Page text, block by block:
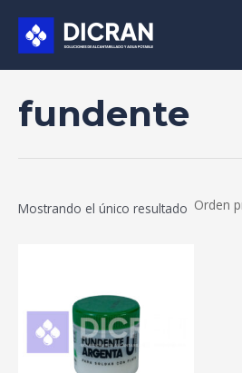
contenido
fundente
Mostrando el único resultado